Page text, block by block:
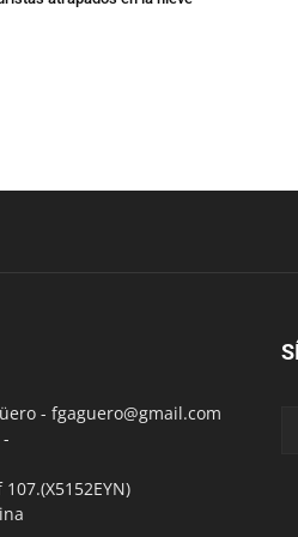
- fgaguero@gmail.com